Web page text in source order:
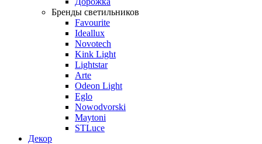
Бренды светильников
Favourite
Ideallux
Novotech
Kink Light
Lightstar
Arte
Odeon Light
Eglo
Nowodvorski
Maytoni
STLuce
Декор